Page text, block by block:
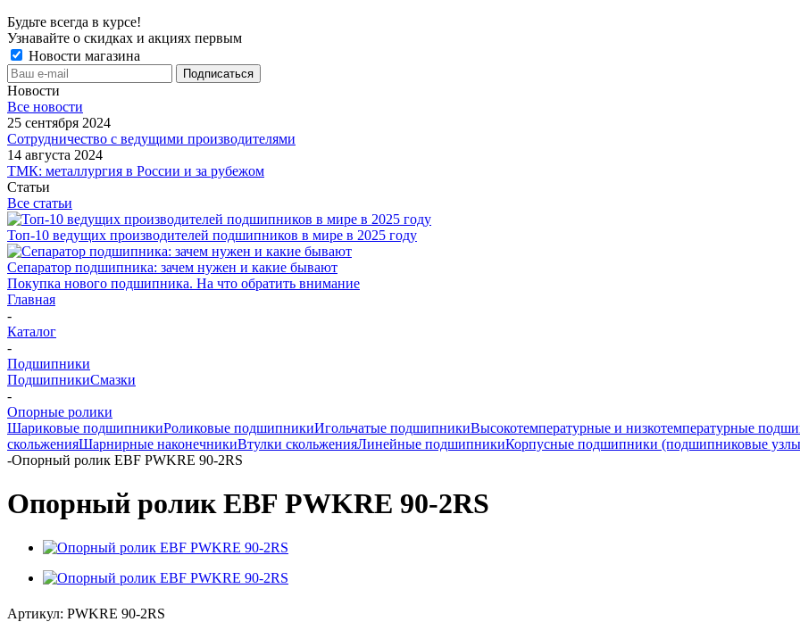
Будьте всегда в курсе!
Узнавайте о скидках и акциях первым
Новости магазина
Новости
Все новости
25 сентября 2024
Сотрудничество с ведущими производителями
14 августа 2024
ТМК: металлургия в России и за рубежом
Статьи
Все статьи
Топ-10 ведущих производителей подшипников в мире в 2025 году
Сепаратор подшипника: зачем нужен и какие бывают
Покупка нового подшипника. На что обратить внимание
Главная
-
Каталог
-
Подшипники
ПодшипникиСмазки
-
Опорные ролики
Шариковые подшипникиРоликовые подшипникиИгольчатые подшипникиВысокотемпературные и низкотемпературные
скольженияШарнирные наконечникиВтулки скольженияЛинейные подшипникиКорпусные подшипники (подшипниковые
-Опорный ролик EBF PWKRE 90-2RS
Опорный ролик EBF PWKRE 90-2RS
Артикул: PWKRE 90-2RS